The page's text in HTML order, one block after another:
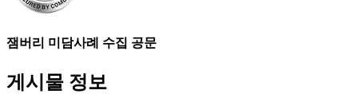
잼버리 미담사례 수집 공문
게시물 정보